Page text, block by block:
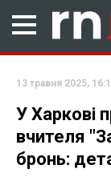
13 травня 2025,
У Харкові
вчителя
бронь: